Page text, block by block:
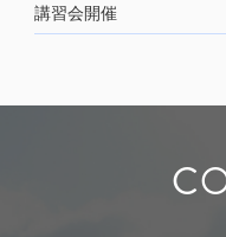
講習会開催